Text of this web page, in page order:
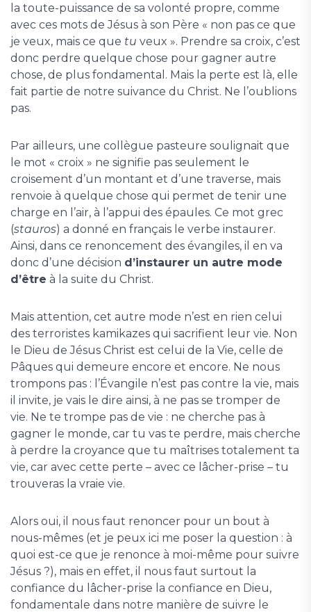
la toute-puissance de sa volonté propre, comme
avec ces mots de Jésus à son Père « non pas ce que
je veux, mais ce que tu veux ». Prendre sa croix, c’est
donc perdre quelque chose pour gagner autre
chose, de plus fondamental. Mais la perte est là, elle
fait partie de notre suivance du Christ. Ne l’oublions
pas.
Par ailleurs, une collègue pasteure soulignait que
le mot « croix » ne signifie pas seulement le
croisement d’un montant et d’une traverse, mais
renvoie à quelque chose qui permet de tenir une
charge en l’air, à l’appui des épaules. Ce mot grec
(stauros) a donné en français le verbe instaurer.
Ainsi, dans ce renoncement des évangiles, il en va
donc d’une décision d’instaurer un autre mode
d’être à la suite du Christ.
Mais attention, cet autre mode n’est en rien celui
des terroristes kamikazes qui sacrifient leur vie. Non
le Dieu de Jésus Christ est celui de la Vie, celle de
Pâques qui demeure encore et encore. Ne nous
trompons pas : l’Évangile n’est pas contre la vie, mais
il invite, je vais le dire ainsi, à ne pas se tromper de
vie. Ne te trompe pas de vie : ne cherche pas à
gagner le monde, car tu vas te perdre, mais cherche
à perdre la croyance que tu maîtrises totalement ta
vie, car avec cette perte – avec ce lâcher-prise – tu
trouveras la vraie vie.
Alors oui, il nous faut renoncer pour un bout à
nous-mêmes (et je peux ici me poser la question : à
quoi est-ce que je renonce à moi-même pour suivre
Jésus ?), mais en effet, il nous faut surtout la
confiance du lâcher-prise la confiance en Dieu,
fondamentale dans notre manière de suivre le